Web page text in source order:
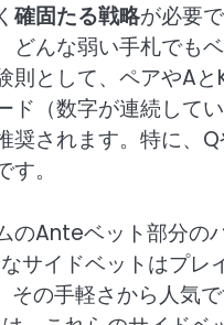
確固たる戦略が必要
んな弱い手札でも
則として、ペアやA
ド（数字が連続して
奨されます。特に、
。
のAnteベット部分の
サイドベットはプレ
の手軽さから人気